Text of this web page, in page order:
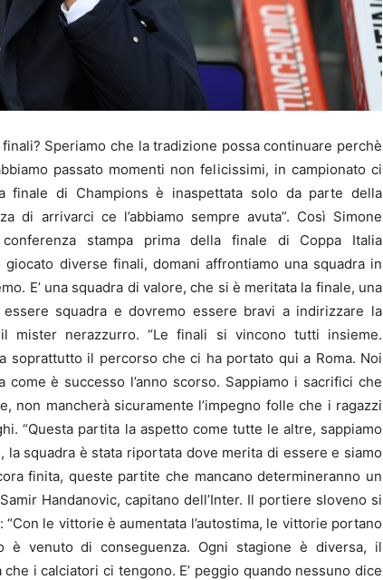
finali? Speriamo che la tradizione possa continuare perchè
passato momenti non felicissimi, in campionato ci
finale di Champions è inaspettata solo da parte della
di arrivarci ce l’abbiamo sempre avuta”. Così Simone
stampa prima della finale di Coppa Italia
diverse finali, domani affrontiamo una squadra in
E’ una squadra di valore, che si è meritata la finale, una
squadra e dovremo essere bravi a indirizzare la
mister nerazzurro. “Le finali si vincono tutti insieme.
soprattutto il percorso che ci ha portato qui a Roma. Noi
è successo l’anno scorso. Sappiamo i sacrifici che
non mancherà sicuramente l’impegno folle che i ragazzi
“Questa partita la aspetto come tutte le altre, sappiamo
la squadra è stata riportata dove merita di essere e siamo
finita, queste partite che mancano determineranno un
Handanovic, capitano dell’Inter. Il portiere sloveno si
le vittorie è aumentata l’autostima, le vittorie portano
è venuto di conseguenza. Ogni stagione è diversa, il
i calciatori ci tengono. E’ peggio quando nessuno dice